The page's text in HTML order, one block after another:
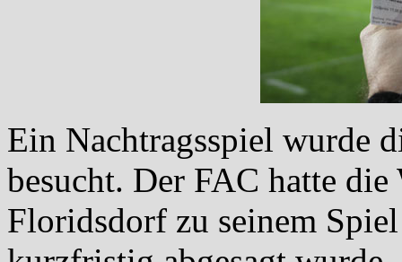
Ein Nachtragsspiel wurde
besucht. Der FAC hatte
Floridsdorf zu seinem